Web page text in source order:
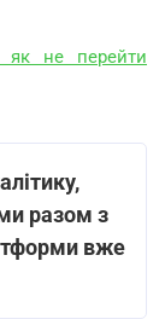
як не перейти
разом з
вже